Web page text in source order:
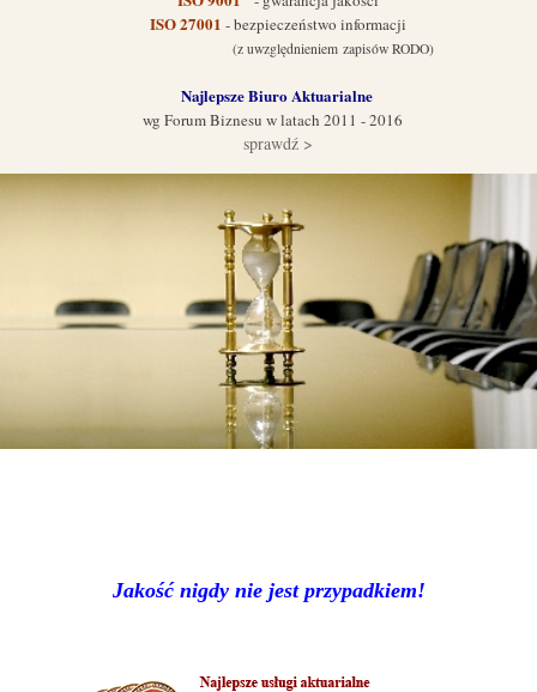
ISO 27001 - bezpieczeństwo informacji
(z uwzględnieniem zapisów RODO)
Najlepsze Biuro Aktuarialne
wg Forum Biznesu w latach 2011 - 2016
sprawdź >
Jakość nigdy nie jest przypadkiem!